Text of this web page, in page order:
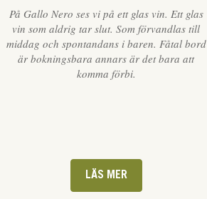
På Gallo Nero ses vi på ett glas vin. Ett glas
vin som aldrig tar slut. Som förvandlas till
middag och spontandans i baren. Fåtal bord
är bokningsbara annars är det bara att
komma förbi.
LÄS MER